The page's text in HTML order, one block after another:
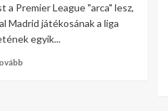
a Premier League "arca" lesz,
Madrid játékosának a liga
egyik...